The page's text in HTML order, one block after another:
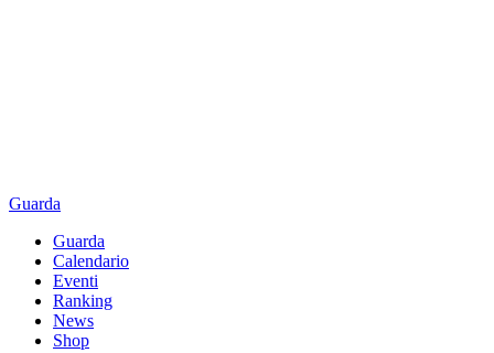
Guarda
Guarda
Calendario
Eventi
Ranking
News
Shop